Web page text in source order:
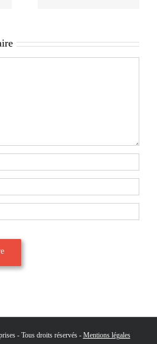
- Tous droits réservés - Mentions légales